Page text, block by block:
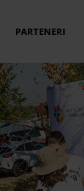
PARTENERI